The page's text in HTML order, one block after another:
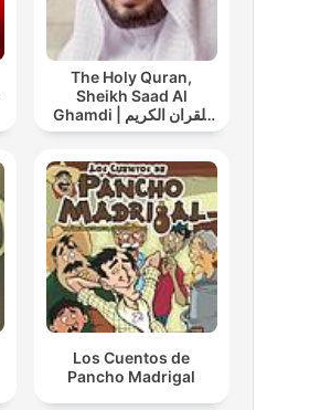
The Holy Quran,
Sheikh Saad Al
Ghamdi | القران الكريم
سعد الغامدي
Los Cuentos de
Pancho Madrigal